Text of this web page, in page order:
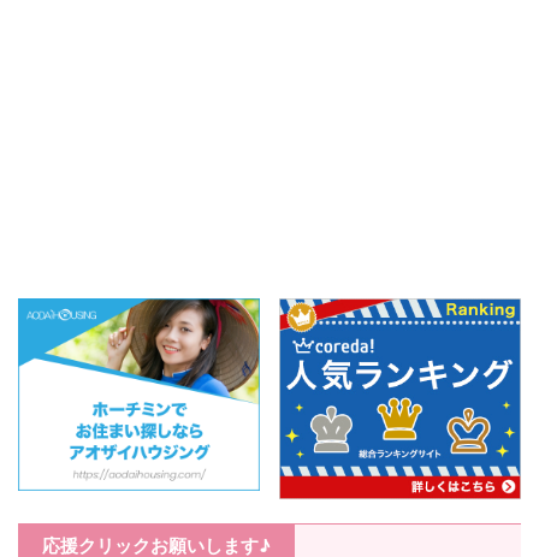
応援クリックお願いします♪